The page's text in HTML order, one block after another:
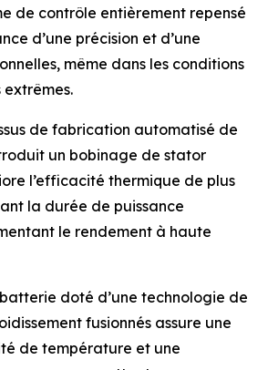
de contrôle entièrement repensé
d’une précision et d’une
même dans les conditions
extrêmes.
de fabrication automatisé de
un bobinage de stator
l’efficacité thermique de plus
la durée de puissance
le rendement à haute
doté d’une technologie de
fusionnés assure une
de température et une